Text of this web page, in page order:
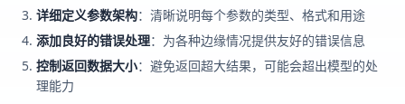
详细定义参数架构：清晰说明每个参数的类型、格式和用途
添加良好的错误处理：为各种边缘情况提供友好的错误信息
控制返回数据大小：避免返回超大结果，可能会超出模型的处
理能力